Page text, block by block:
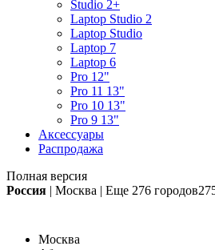
Studio 2+
Laptop Studio 2
Laptop Studio
Laptop 7
Laptop 6
Pro 12"
Pro 11 13"
Pro 10 13"
Pro 9 13"
Аксессуары
Распродажа
Полная версия
Россия | Москва | Еще 276 городов
Москва